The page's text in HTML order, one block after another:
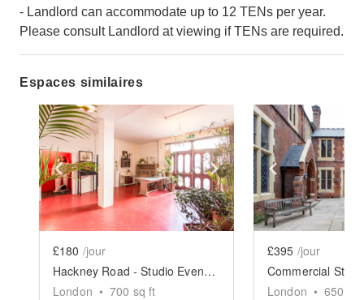
- Landlord can accommodate up to 12 TENs per year.
Please consult Landlord at viewing if TENs are required.
Espaces similaires
Show previous slide Show next slide
£180 /jour
Hackney Road - Studio Event Space
London • 700 sq ft
Show
£395 /jour
London • 650